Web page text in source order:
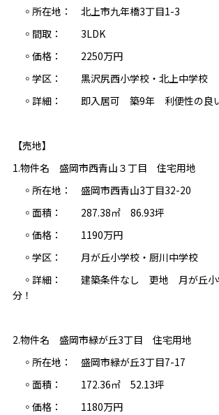
◦所在地： 北上市九年橋3丁目1-3
◦間取： 3LDK
◦価格： 2250万円
◦学区： 黒沢尻西小学校・北上中学校
◦詳細： 即入居可 築9年 利便性の良
【売地】
1.物件名 盛岡市西青山３丁目 住宅用地
◦所在地： 盛岡市西青山3丁目32-20
◦面積： 287.38㎡ 86.93坪
◦価格： 1190万円
◦学区： 月が丘小学校・厨川中学校
◦詳細： 建築条件なし 更地 月が丘小
分！
2.物件名 盛岡市緑が丘3丁目 住宅用地
◦所在地： 盛岡市緑が丘3丁目7-17
◦面積： 172.36㎡ 52.13坪
◦価格： 1180万円